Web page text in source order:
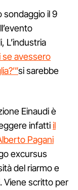
il 9
L’industria
se avessero
si sarebbe
Einaudi è
infattiil
Pagani
excursus
del riarmo e
Viene scritto per